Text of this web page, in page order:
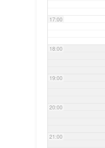
17:00
18:00
19:00
20:00
21:00